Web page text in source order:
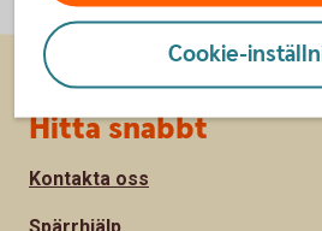
Cookie-
Sidfot
Hitta snabbt
Kontakta oss